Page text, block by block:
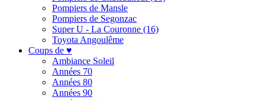
Pompiers de Mansle
Pompiers de Segonzac
Super U - La Couronne (16)
Toyota Angoulême
Coups de ♥
Ambiance Soleil
Années 70
Années 80
Années 90